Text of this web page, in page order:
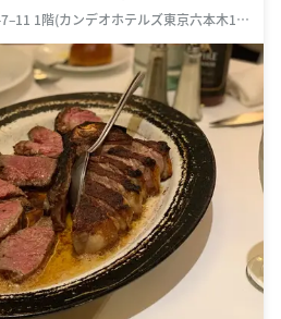
1階(カンデオホテルズ東京六本木1